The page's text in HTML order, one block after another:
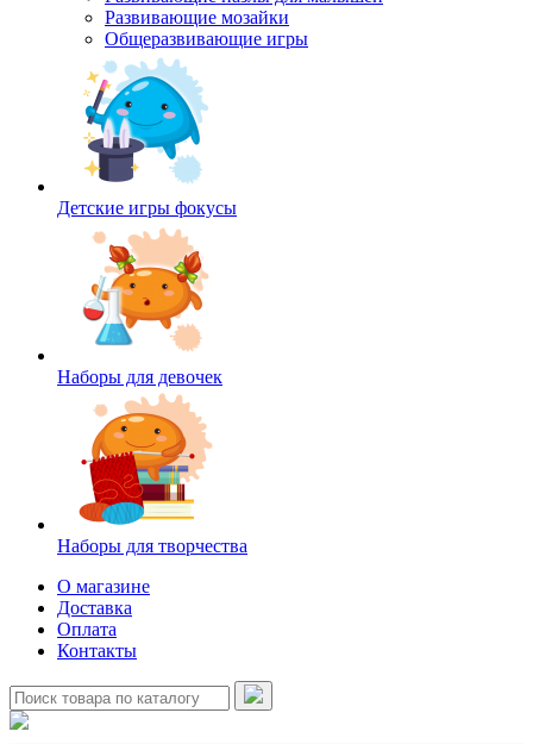
Развивающие мозайки
Общеразвивающие игры
Детские игры фокусы
Наборы для девочек
Наборы для творчества
О магазине
Доставка
Оплата
Контакты